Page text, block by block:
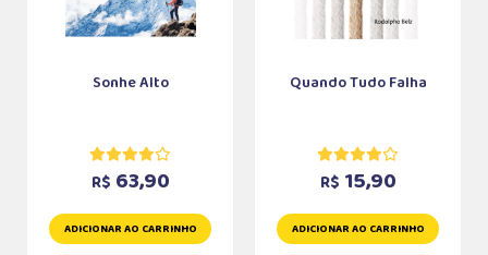
Sonhe Alto
R$ 63,90
ADICIONAR AO CARRINHO
Quando Tudo Falha
R$ 15,90
ADICIONAR AO CARRINHO